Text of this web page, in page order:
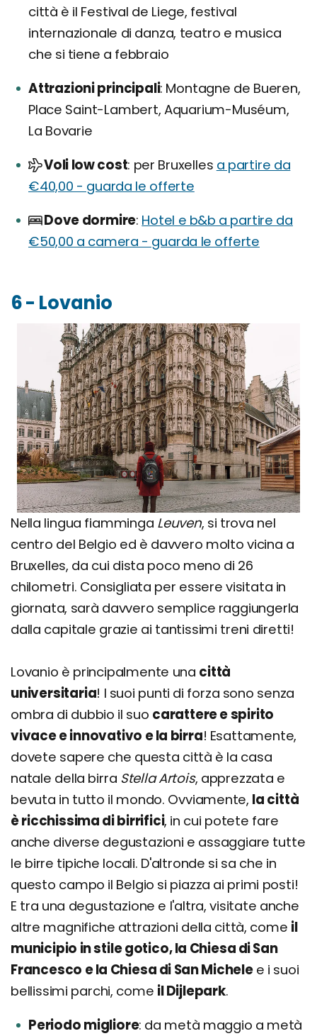
città è il Festival de Liege, festival
internazionale di danza, teatro e musica
che si tiene a febbraio
Attrazioni principali Montagne de Bueren,
Place Saint-Lambert, Aquarium-Muséum,
La Bovarie
Voli low cost per Bruxelles a partire da
€40,00 - guarda le offerte
Dove dormire Hotel e b&b a partire da
€50,00 a camera - guarda le offerte
6 - Lovanio
Nella lingua fiamminga Leuven, si trova nel
centro del Belgio ed è davvero molto vicina a
Bruxelles, da cui dista poco meno di 26
chilometri. Consigliata per essere visitata in
giornata, sarà davvero semplice raggiungerla
dalla capitale grazie ai tantissimi treni diretti!
Lovanio è principalmente una città
universitaria! I suoi punti di forza sono senza
ombra di dubbio il suo carattere e spirito
vivace e innovativo e la birra! Esattamente,
dovete sapere che questa città è la casa
natale della birra Stella Artois, apprezzata e
bevuta in tutto il mondo. Ovviamente, la città
è ricchissima di birrifici, in cui potete fare
anche diverse degustazioni e assaggiare tutte
le birre tipiche locali. D'altronde si sa che in
questo campo il Belgio si piazza ai primi posti!
E tra una degustazione e l'altra, visitate anche
altre magnifiche attrazioni della città, come il
municipio in stile gotico, la Chiesa di San
Francesco e la Chiesa di San Michelee i suoi
bellissimi parchi, come il Dijlepark.
Periodo migliore da metà maggio a metà